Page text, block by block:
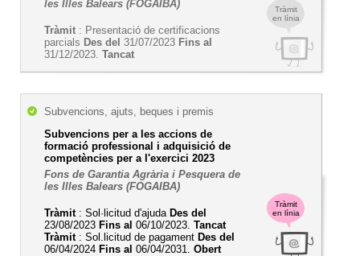
Tràmit
en línia
les Illes Balears (FOGAIBA)
Tràmit : Presentació de certificacions
parcials Des del 31/07/2023 Fins al
31/12/2023. Tancat
Tràmit
en línia
Subvencions, ajuts, beques i premis
Subvencions per a les accions de
formació professional i adquisició de
competències per a l'exercici 2023
Fons de Garantia Agrària i Pesquera de
les Illes Balears (FOGAIBA)
Tràmit: Sol·licitud d'ajuda Des del
23/08/2023 Fins al 06/10/2023. Tancat
Tràmit: Sol.licitud de pagament Des del
06/04/2024 Fins al 06/04/2031. Obert